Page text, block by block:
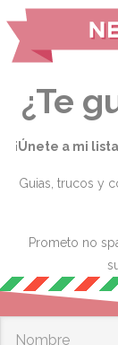
¿Te
¡Únete a mi
Guias, trucos y
Prometo no